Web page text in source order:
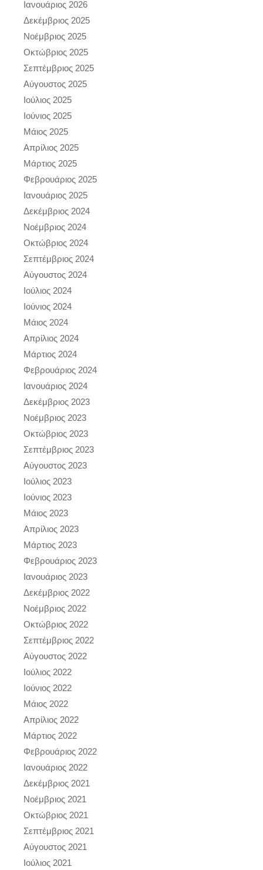
Ιανουάριος 2026
Δεκέμβριος 2025
Νοέμβριος 2025
Οκτώβριος 2025
Σεπτέμβριος 2025
Αύγουστος 2025
Ιούλιος 2025
Ιούνιος 2025
Μάιος 2025
Απρίλιος 2025
Μάρτιος 2025
Φεβρουάριος 2025
Ιανουάριος 2025
Δεκέμβριος 2024
Νοέμβριος 2024
Οκτώβριος 2024
Σεπτέμβριος 2024
Αύγουστος 2024
Ιούλιος 2024
Ιούνιος 2024
Μάιος 2024
Απρίλιος 2024
Μάρτιος 2024
Φεβρουάριος 2024
Ιανουάριος 2024
Δεκέμβριος 2023
Νοέμβριος 2023
Οκτώβριος 2023
Σεπτέμβριος 2023
Αύγουστος 2023
Ιούλιος 2023
Ιούνιος 2023
Μάιος 2023
Απρίλιος 2023
Μάρτιος 2023
Φεβρουάριος 2023
Ιανουάριος 2023
Δεκέμβριος 2022
Νοέμβριος 2022
Οκτώβριος 2022
Σεπτέμβριος 2022
Αύγουστος 2022
Ιούλιος 2022
Ιούνιος 2022
Μάιος 2022
Απρίλιος 2022
Μάρτιος 2022
Φεβρουάριος 2022
Ιανουάριος 2022
Δεκέμβριος 2021
Νοέμβριος 2021
Οκτώβριος 2021
Σεπτέμβριος 2021
Αύγουστος 2021
Ιούλιος 2021